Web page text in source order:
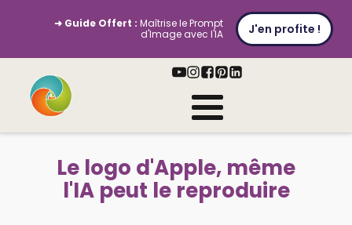
➜ Guide Offert : Maîtrise le Prompt
d'Image avec l'IA
J'en profite !
Le logo d'Apple, même
l'IA peut le reproduire